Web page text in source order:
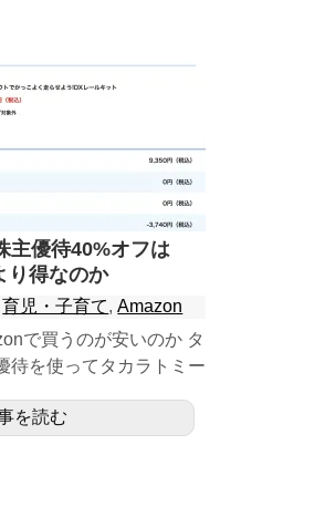
主優待40%オフは
り得なのか
育児・子育て,Amazon
で買うのが安いのか タ
待を使ってタカラトミー
を読む